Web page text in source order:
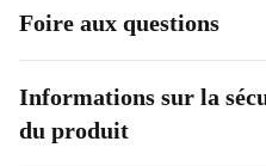
Foire aux questions
Informations sur la
du produit